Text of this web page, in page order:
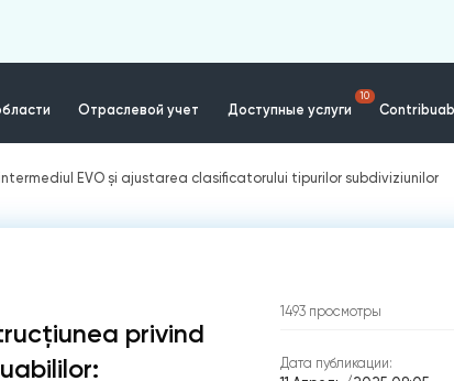
Отраслевой учет Доступные услуги
10
EVO și ajustarea clasificatorului tipurilor subdiviziunilor
privind
1493 просмотры
Дата публикации: